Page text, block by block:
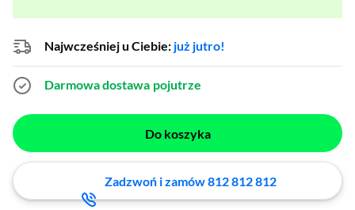
Najwcześniej u Ciebie: już jutro!
Darmowa dostawa pojutrze
Do koszyka
Zadzwoń i zamów 812 812 812